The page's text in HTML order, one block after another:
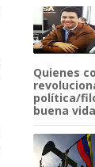
Quienes
política/
buena